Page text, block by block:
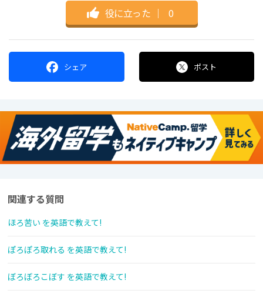
役に立った ｜ 0
シェア ポスト
関連する質問
ほろ苦い を英語で教えて!
ぽろぽろ取れる を英語で教えて!
ぼろぼろこぼす を英語で教えて!